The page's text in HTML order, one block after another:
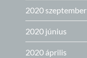
2020 szeptember
2020 június
2020 április